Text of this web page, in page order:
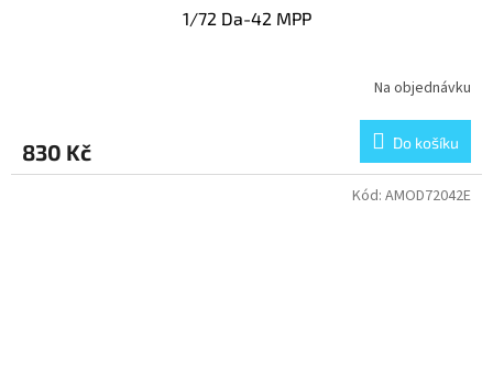
1/72 Da-42 MPP
Na objednávku
830 Kč Do košíku
Kód: AMOD72042E